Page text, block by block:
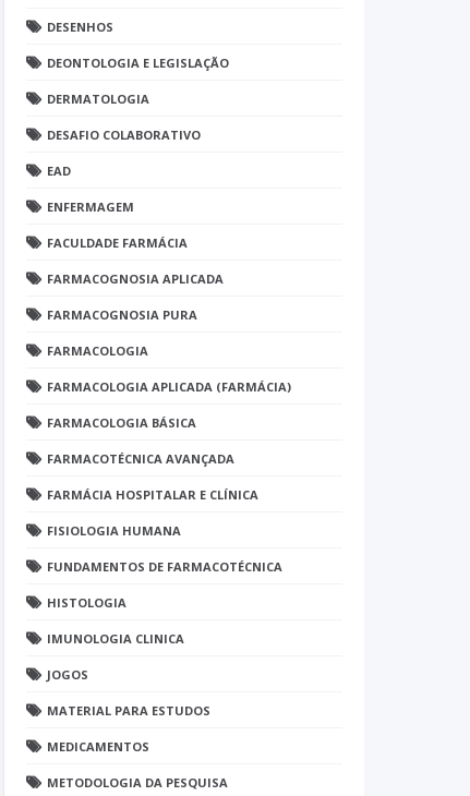
DESENHOS
DEONTOLOGIA E LEGISLAÇÃO
DERMATOLOGIA
DESAFIO COLABORATIVO
EAD
ENFERMAGEM
FACULDADE FARMÁCIA
FARMACOGNOSIA APLICADA
FARMACOGNOSIA PURA
FARMACOLOGIA
FARMACOLOGIA APLICADA (FARMÁCIA)
FARMACOLOGIA BÁSICA
FARMACOTÉCNICA AVANÇADA
FARMÁCIA HOSPITALAR E CLÍNICA
FISIOLOGIA HUMANA
FUNDAMENTOS DE FARMACOTÉCNICA
HISTOLOGIA
IMUNOLOGIA CLINICA
JOGOS
MATERIAL PARA ESTUDOS
MEDICAMENTOS
METODOLOGIA DA PESQUISA